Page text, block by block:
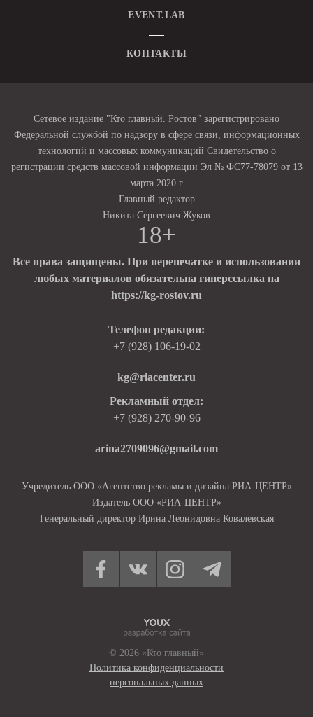
EVENT.LAB
КОНТАКТЫ
Сетевое издание "Кто главный. Ростов" зарегистрировано
Федеральной службой по надзору в сфере связи, информационных
технологий и массовых коммуникаций Свидетельство о
регистрации средств массовой информации Эл № ФС77-78079 от 13
марта 2020 г
Главный редактор
Никита Сергеевич Жуков
18+
Все права защищены. При перепечатке и использовании
любых материалов обязательна гиперссылка на
https://kg-rostov.ru
Телефон редакции:
+7 (928) 106-19-02
kg@riacenter.ru
Рекламный отдел:
+7 (928) 270-90-96
arina2709096@gmail.com
Учредитель ООО «Агентство рекламы и дизайна РИА-ЦЕНТР»
Издатель ООО «РИА-ЦЕНТР»
Генеральный директор Ирина Леонидовна Ковалевская
© 2026 «Кто главный»
Политика конфиденциальности
персональных данных